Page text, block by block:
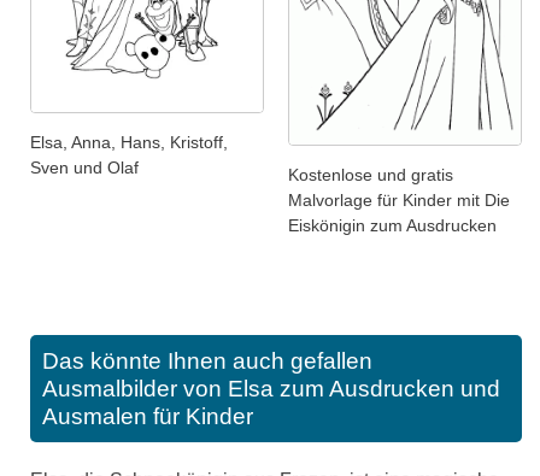
Elsa, Anna, Hans, Kristoff,
Sven und Olaf
Kostenlose und gratis
Malvorlage für Kinder mit Die
Eiskönigin zum Ausdrucken
Das könnte Ihnen auch gefallen
Ausmalbilder von Elsa zum Ausdrucken und
Ausmalen für Kinder